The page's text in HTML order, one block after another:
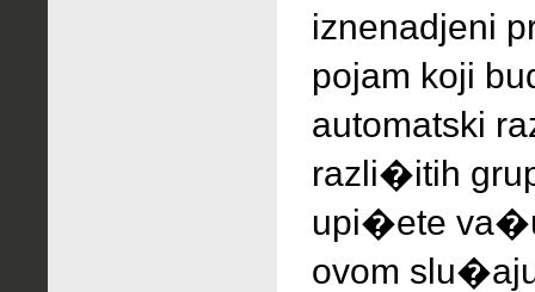
iznenadjeni
pojam koji
automatski
razli�itih
upi�ete
ovom